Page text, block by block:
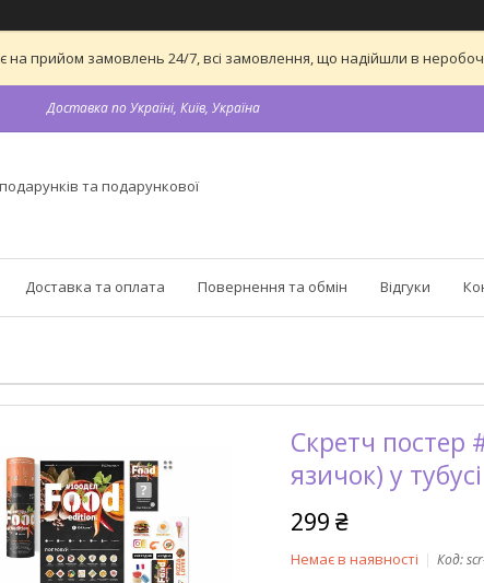
на прийом замовлень 24/7, всі замовлення, що надійшли в
Доставка по Україні, Київ, Україна
та подарункової
Доставка та оплата Повернення та обмін Відгуки
Скретч постер
язичок) у тубусі
299 ₴
Немає в наявності Код: